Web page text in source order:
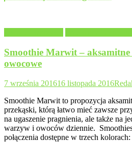
Smoothie Marwit – aksamitne
owocowe
7 września 201616 listopada 2016
Smoothie Marwit to propozycja
przekąski, którą łatwo mieć zawsze
na ugaszenie pragnienia, ale także na
warzyw i owoców dziennie.
połączenia dostępne w trzech kolorach: